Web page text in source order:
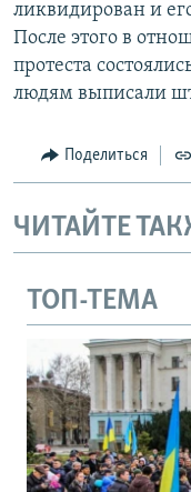
ликвидирован и
После этого в
протеста
людям выписали
Поделиться
ЧИТАЙТЕ
ТОП-ТЕМА